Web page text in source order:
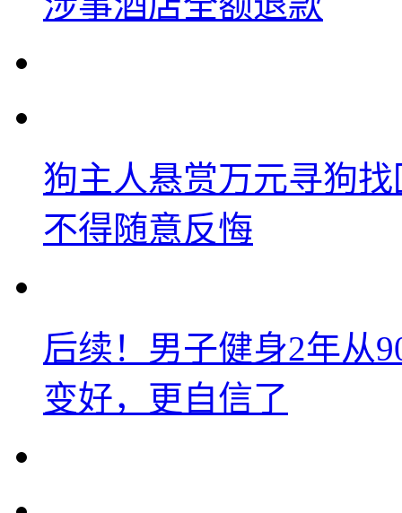
狗主人悬赏万元寻狗
不得随意反悔
后续！男子健身2年从
变好，更自信了